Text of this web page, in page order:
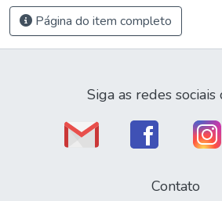
Página do item completo
Siga as redes sociais
Contato